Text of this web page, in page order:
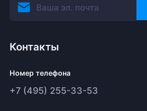
Контакты
Номер телефона
+7 (495) 255-33-53